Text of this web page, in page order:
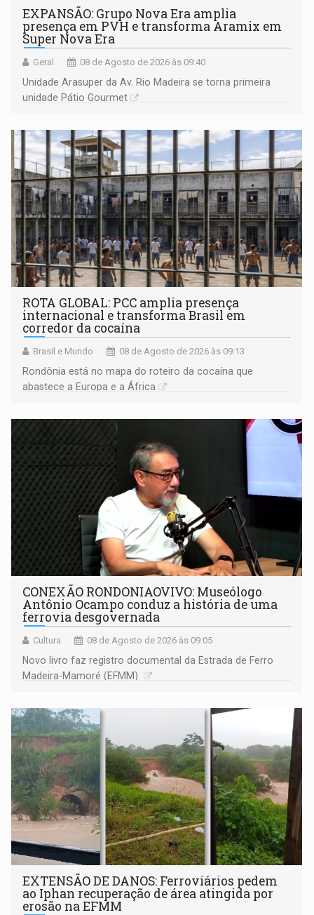
EXPANSÃO: Grupo Nova Era amplia
presença em PVH e transforma Aramix em
Super Nova Era
Geral 08 de Agosto de 2026 às 09:40
Unidade Arasuper da Av. Rio Madeira se torna primeira
unidade Pátio Gourmet
ROTA GLOBAL: PCC amplia presença
internacional e transforma Brasil em
corredor da cocaína
Brasil e Mundo 08 de Agosto de 2026 às 09:13
Rondônia está no mapa do roteiro da cocaína que
abastece a Europa e a África
CONEXÃO RONDONIAOVIVO: Museólogo
Antônio Ocampo conduz a história de uma
ferrovia desgovernada
Cultura 08 de Agosto de 2026 às 09:05
Novo livro faz registro documental da Estrada de Ferro
Madeira-Mamoré (EFMM)
EXTENSÃO DE DANOS: Ferroviários pedem
ao Iphan recuperação de área atingida por
erosão na EFMM